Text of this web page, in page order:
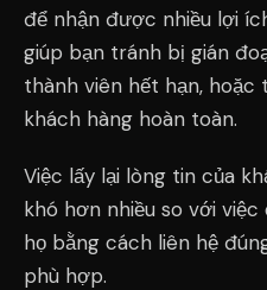
để nhận được nhiều lợi
giúp bạn tránh bị gián
thành viên hết hạn,
khách hàng hoàn toàn.
Việc lấy lại lòng tin của
khó hơn nhiều so với
họ bằng cách liên hệ
phù hợp.